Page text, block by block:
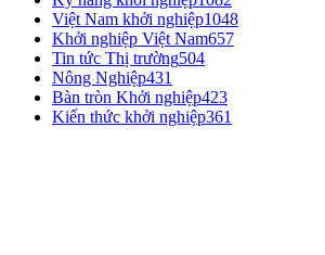
Việt Nam khởi nghiệp1048
Khởi nghiệp Việt Nam657
Tin tức Thị trường504
Nông Nghiệp431
Bàn tròn Khởi nghiệp423
Kiến thức khởi nghiệp361